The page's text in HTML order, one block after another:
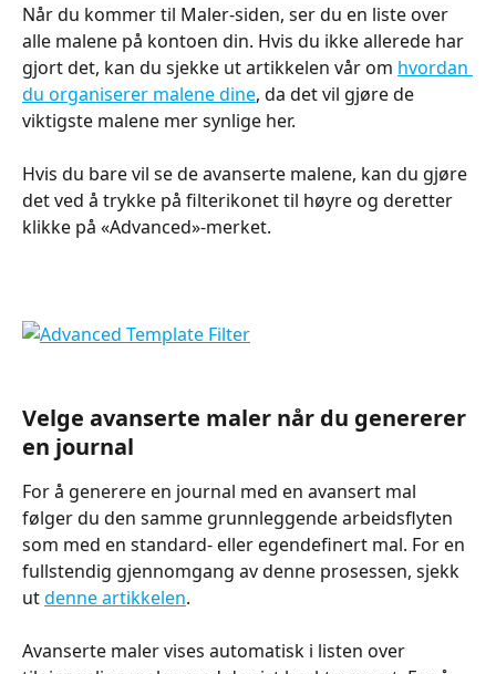
Når du kommer til Maler-siden, ser du en liste over
alle malene på kontoen din. Hvis du ikke allerede har
gjort det, kan du sjekke ut artikkelen vår om hvordan
du organiserer malene dine, da det vil gjøre de
viktigste malene mer synlige her.
Hvis du bare vil se de avanserte malene, kan du gjøre
det ved å trykke på filterikonet til høyre og deretter
klikke på «Advanced»-merket.
Velge avanserte maler når du genererer
en journal
For å generere en journal med en avansert mal
følger du den samme grunnleggende arbeidsflyten
som med en standard- eller egendefinert mal. For en
fullstendig gjennomgang av denne prosessen, sjekk
ut denne artikkelen.
Avanserte maler vises automatisk i listen over